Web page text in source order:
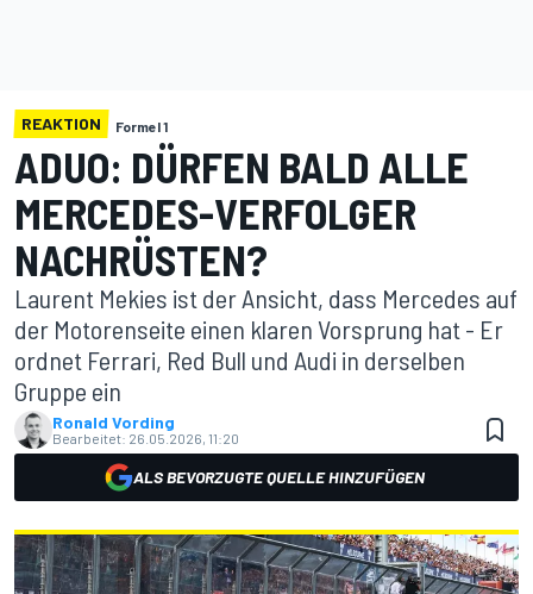
REAKTION Formel 1
ADUO: DÜRFEN BALD ALLE
MERCEDES-VERFOLGER
NACHRÜSTEN?
Laurent Mekies ist der Ansicht, dass Mercedes auf
der Motorenseite einen klaren Vorsprung hat - Er
ordnet Ferrari, Red Bull und Audi in derselben
Gruppe ein
Ronald Vording
Bearbeitet: 26.05.2026, 11:20
ALS BEVORZUGTE QUELLE HINZUFÜGEN